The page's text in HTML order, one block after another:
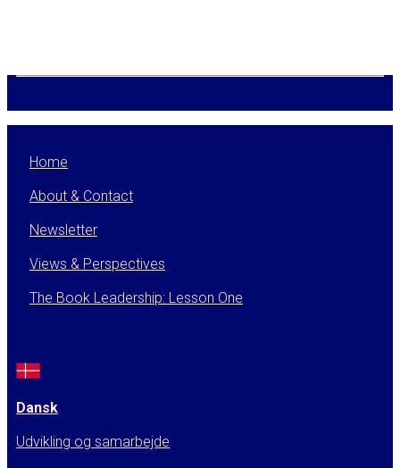
Home
About & Contact
Newsletter
Views & Perspectives
The Book Leadership: Lesson One
Dansk
Udvikling og samarbejde